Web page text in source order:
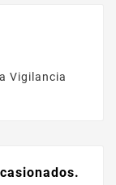
Vigilancia